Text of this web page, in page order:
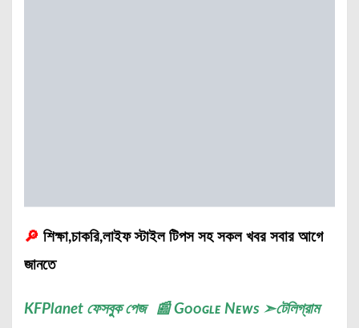
🔎 শিক্ষা,চাকরি,লাইফ স্টাইল টিপস সহ সকল খবর সবার আগে
জানতে
KFPlanet ফেসবুক পেজ📰Gᴏᴏɢʟᴇ Nᴇᴡs ➣টেলিগ্রাম